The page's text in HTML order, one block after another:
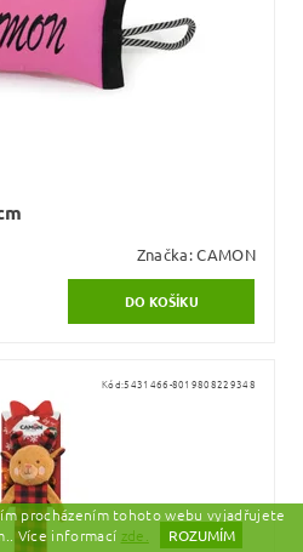
Značka:CAMON
Kód:5431466-8019808229348
procházením tohoto webu vyjadřujete
Více informací zde. ROZUMÍM